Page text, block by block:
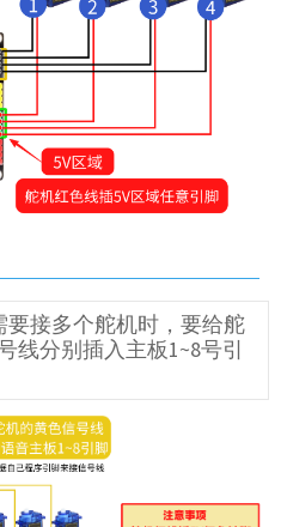
要接多个舵机时，要给舵
线分别插入主板1~8号引